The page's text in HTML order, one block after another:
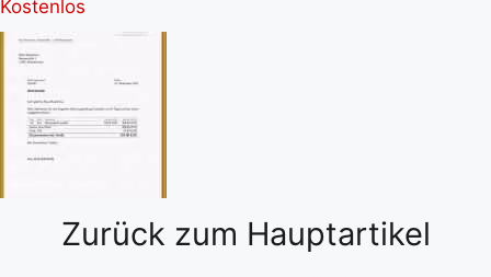
Zurück zum Hauptartikel